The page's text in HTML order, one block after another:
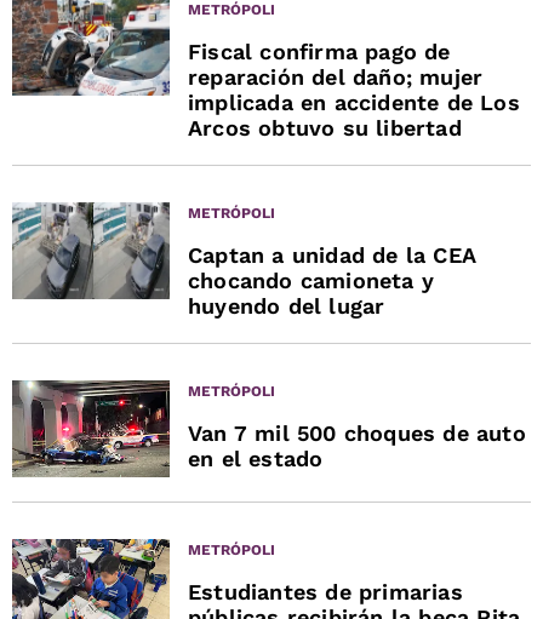
METRÓPOLI
Fiscal confirma pago de
reparación del daño; mujer
implicada en accidente de Los
Arcos obtuvo su libertad
METRÓPOLI
Captan a unidad de la CEA
chocando camioneta y
huyendo del lugar
METRÓPOLI
Van 7 mil 500 choques de auto
en el estado
METRÓPOLI
Estudiantes de primarias